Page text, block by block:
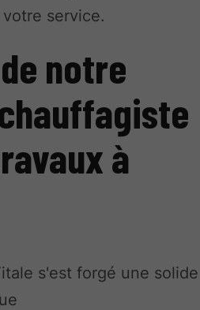
service.
notre
à
s'est forgé une solide